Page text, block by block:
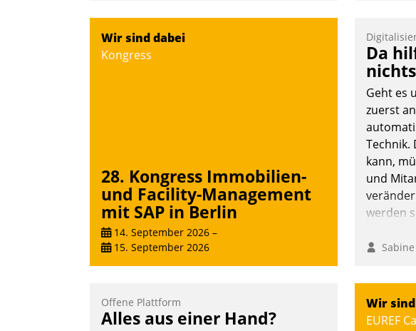
Allein
Wir sind dabei
Kongress
28. Kongress Immobilien-
und Facility-Management
mit SAP in Berlin
14. September 2026 –
15. September 2026
Da
nichts
Geht es
zuerst
Technik.
kann,
und
werden
Offene Plattform
Alles aus einer Hand?
Wir
EUREF